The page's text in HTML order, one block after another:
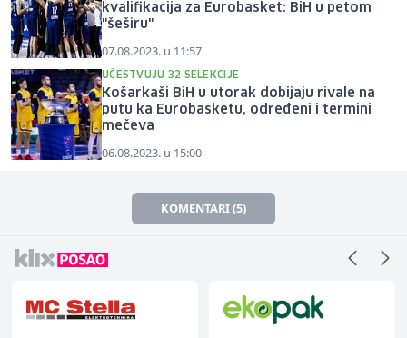
kvalifikacija za Eurobasket: BiH u petom
"šeširu"
07.08.2023. u 11:57
UČESTVUJU 32 SELEKCIJE
Košarkaši BiH u utorak dobijaju rivale na
putu ka Eurobasketu, određeni i termini
mečeva
06.08.2023. u 15:00
KOMENTARI (5)